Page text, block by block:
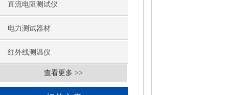
直流电阻测试仪
电力测试器材
红外线测温仪
查看更多 >>